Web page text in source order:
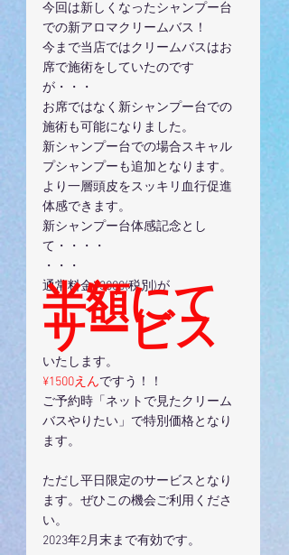
今回は新しくなったシャンプー台
での新アロマクリームバス！
今まで当店ではクリームバスはお
席で施術をしていたのです
が・・・
お席ではなく新シャンプー台での
施術も可能になりました。
新シャンプー台での場合スキャル
プシャンプーも追加となります。
より一層頭皮をスッキリ血行促進
体感できます。
新シャンプー台体感記念とし
て・・・・
・・・
通常料金¥3000(税別)が
半額にて
サービス
いたします。
¥1500えんですう！！
ご予約時「ネットで見たクリーム
バスやりたい」で特別価格となり
ます。
ただし平日限定のサービスとなり
ます。ぜひこの機会ご利用くださ
い。
2023年2月末まで有効です。